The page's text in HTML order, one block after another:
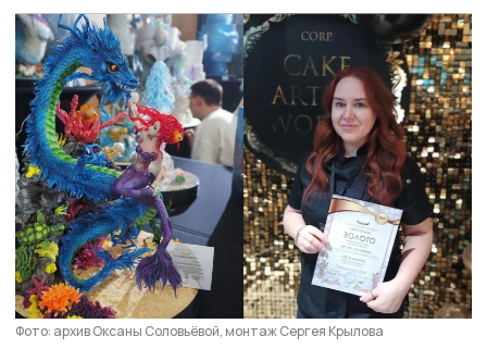
Фото: архив Оксаны Соловьёвой, монтаж Сергея Крылова